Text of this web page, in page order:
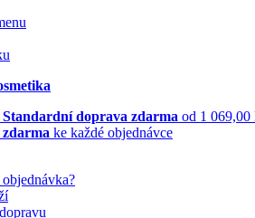
doprava zdarma od 1 069,00
ke každé objednávce